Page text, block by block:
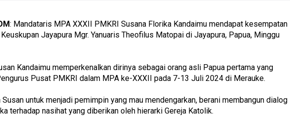
: Mandataris MPA XXXII PMKRI Susana Florika Kandaimu mendapat kesempatan
Jayapura Mgr. Yanuaris Theofilus Matopai di Jayapura, Papua, Minggu
Kandaimu memperkenalkan dirinya sebagai orang asli Papua pertama yang
Pusat PMKRI dalam MPA ke-XXXII pada 7-13 Juli 2024 di Merauke.
Susan untuk menjadi pemimpin yang mau mendengarkan, berani membangun dialog
terhadap nasihat yang diberikan oleh hierarki Gereja Katolik.